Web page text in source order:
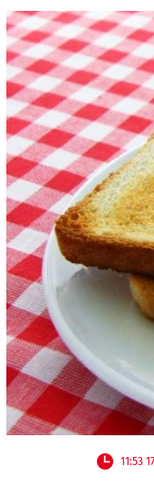
11:53